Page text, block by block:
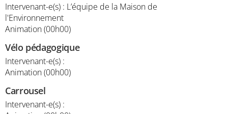
Intervenant-e(s) : L’équipe de la Maison de
l'Environnement
Animation (00h00)
Vélo pédagogique
Intervenant-e(s) :
Animation (00h00)
Carrousel
Intervenant-e(s) :